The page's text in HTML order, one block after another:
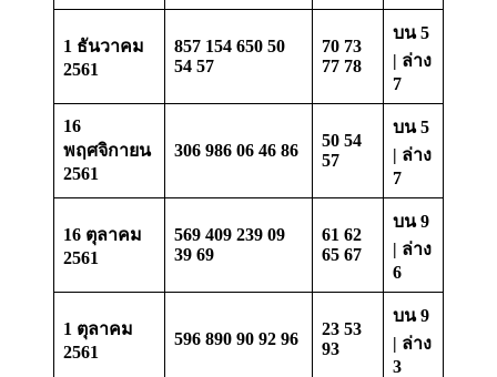
1 ธันวาคม
2561
857 154 650 50
54 57
70 73
77 78
บน 5
| ล่าง
7
16
พฤศจิกายน
2561
306 986 06 46 86
50 54
57
บน 5
| ล่าง
7
16 ตุลาคม
2561
569 409 239 09
39 69
61 62
65 67
บน 9
| ล่าง
6
1 ตุลาคม
2561
596 890 90 92 96
23 53
93
บน 9
| ล่าง
3